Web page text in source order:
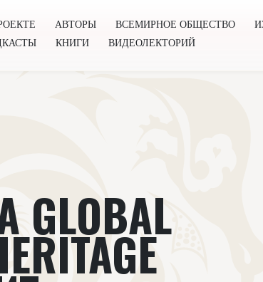
АВТОРЫ ВСЕМИРНОЕ ОБЩЕСТВО
КНИГИ ВИДЕОЛЕКТОРИЙ